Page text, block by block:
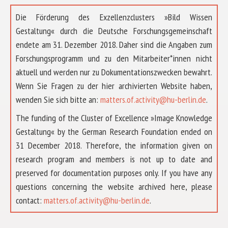
Die Förderung des Exzellenzclusters »Bild Wissen
Gestaltung« durch die Deutsche Forschungsgemeinschaft
endete am 31. Dezember 2018. Daher sind die Angaben zum
Forschungsprogramm und zu den Mitarbeiter*innen nicht
aktuell und werden nur zu Dokumentationszwecken bewahrt.
Wenn Sie Fragen zu der hier archivierten Website haben,
wenden Sie sich bitte an: matters.of.activity@hu-berlin.de.
The funding of the Cluster of Excellence »Image Knowledge
Gestaltung« by the German Research Foundation ended on
31 December 2018. Therefore, the information given on
research program and members is not up to date and
preserved for documentation purposes only. If you have any
questions concerning the website archived here, please
contact: matters.of.activity@hu-berlin.de.
ABOUT US